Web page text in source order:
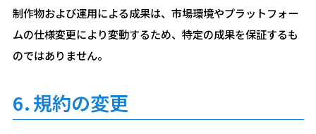
制作物および運用による成果は、市場環境やプラットフォー
ムの仕様変更により変動するため、特定の成果を保証するも
のではありません。
6.規約の変更